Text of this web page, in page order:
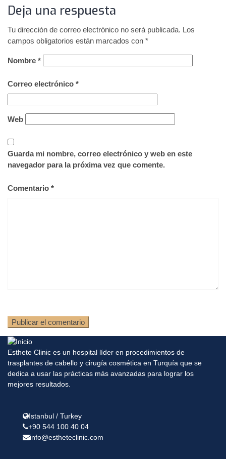
Deja una respuesta
Tu dirección de correo electrónico no será publicada. Los
campos obligatorios están marcados con *
Nombre *
Correo electrónico *
Web
Guarda mi nombre, correo electrónico y web en este
navegador para la próxima vez que comente.
Comentario *
Esthete Clinic es un hospital líder en procedimientos de
trasplantes de cabello y cirugía cosmética en Turquía que se
dedica a usar las prácticas más avanzadas para lograr los
mejores resultados.
Istanbul / Turkey
+90 544 100 40 04
info@estheteclinic.com